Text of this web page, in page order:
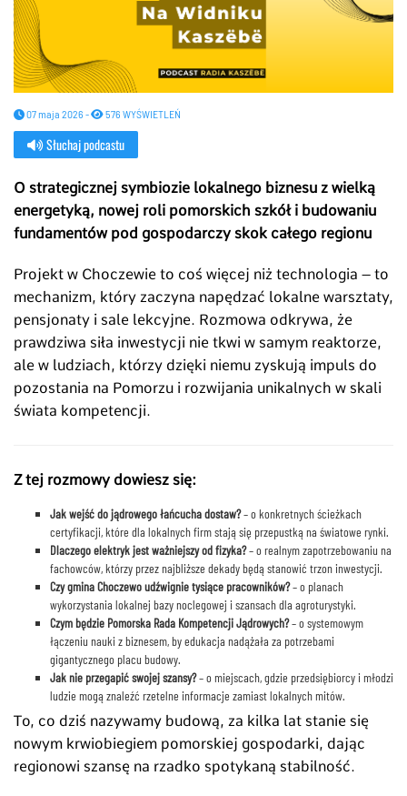
07 maja 2026 - 576 WYŚWIETLEŃ
Słuchaj podcastu
O strategicznej symbiozie lokalnego biznesu z wielką
energetyką, nowej roli pomorskich szkół i budowaniu
fundamentów pod gospodarczy skok całego regionu
Projekt w Choczewie to coś więcej niż technologia – to
mechanizm, który zaczyna napędzać lokalne warsztaty,
pensjonaty i sale lekcyjne. Rozmowa odkrywa, że
prawdziwa siła inwestycji nie tkwi w samym reaktorze,
ale w ludziach, którzy dzięki niemu zyskują impuls do
pozostania na Pomorzu i rozwijania unikalnych w skali
świata kompetencji.
Z tej rozmowy dowiesz się:
Jak wejść do jądrowego łańcucha dostaw?– o konkretnych ścieżkach
certyfikacji, które dla lokalnych firm stają się przepustką na światowe rynki.
Dlaczego elektryk jest ważniejszy od fizyka?– o realnym zapotrzebowaniu na
fachowców, którzy przez najbliższe dekady będą stanowić trzon inwestycji.
Czy gmina Choczewo udźwignie tysiące pracowników?– o planach
wykorzystania lokalnej bazy noclegowej i szansach dla agroturystyki.
Czym będzie Pomorska Rada Kompetencji Jądrowych?– o systemowym
łączeniu nauki z biznesem, by edukacja nadążała za potrzebami
gigantycznego placu budowy.
Jak nie przegapić swojej szansy?– o miejscach, gdzie przedsiębiorcy i młodzi
ludzie mogą znaleźć rzetelne informacje zamiast lokalnych mitów.
To, co dziś nazywamy budową, za kilka lat stanie się
nowym krwiobiegiem pomorskiej gospodarki, dając
regionowi szansę na rzadko spotykaną stabilność.